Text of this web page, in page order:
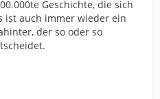
Geschichte, die sich
ist auch immer wieder ein
der so oder so